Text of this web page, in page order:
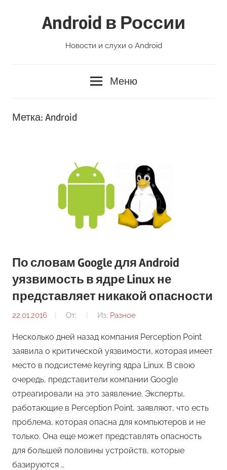
Android в России
Новости и слухи о Android
Меню
Метка: Android
По словам Google для Android
уязвимость в ядре Linux не
представляет никакой опасности
22.01.2016 От: Из: Разное
Несколько дней назад компания Perception Point
заявила о критической уязвимости, которая имеет
место в подсистеме keyring ядра Linux. В свою
очередь, представители компании Google
отреагировали на это заявление. Эксперты,
работающие в Perception Point, заявляют, что есть
проблема, которая опасна для компьютеров и не
только. Она еще может представлять опасность
для большей половины устройств, которые
базируются …